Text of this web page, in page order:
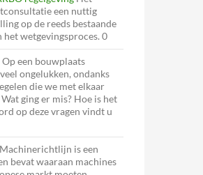
een nuttig
op de reeds bestaande
wetgevingsproces. 0
Op een bouwplaats
ongelukken, ondanks
die we met elkaar
ging er mis? Hoe is het
op deze vragen vindt u
is een
bevat waaraan machines